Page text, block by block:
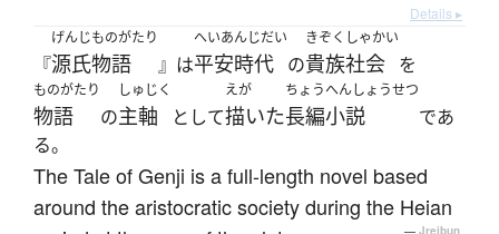
Details ▸
『
げんじものがたり
源氏物語 』は
へいあんじだい
平安時代 の
きぞくしゃかい
貴族社会 を
ものがたり
物語 の
しゅじく
主軸 として
えが
描いた
ちょうへんしょうせつ
長編小説
であ
る。
The Tale of Genji is a full-length novel based
around the aristocratic society during the Heian
— Jreibun